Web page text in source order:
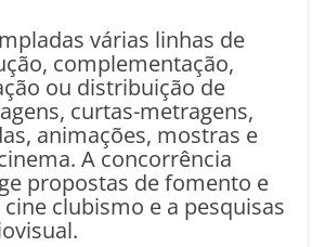
várias linhas de
complementação,
ou distribuição de
curtas-metragens,
animações, mostras e
A concorrência
propostas de fomento e
clubismo e a pesquisas